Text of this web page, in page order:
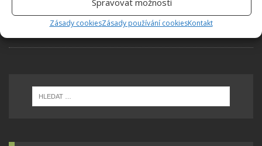
Zásady cookiesZásady používání cookiesKontakt
Za pálení trávy, listí a dalšího bioodpadu hrozí
od března vysoké pokuty až 50 000 Kč